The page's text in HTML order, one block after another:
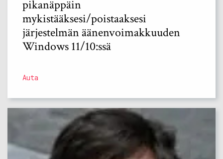
pikanäppäin
mykistääksesi/poistaaksesi
järjestelmän äänenvoimakkuuden
Windows 11/10:ssä
Auta